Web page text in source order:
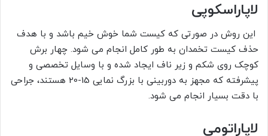
لاپاراسکوپی
این روش در صورتی که کیست شما خوش خیم باشد و با هدف
حذف کیست تخمدان به طور کامل انجام می شود. چهار برش
کوچک روی شکم و زیر ناف ایجاد شده و با وسایل تخصصی و
پیشرفته که مجهز به دوربینی با بزرگ نمایی 15-20 هستند، جراحی
با دقت بسیار انجام می شود.
لاپاراتومی